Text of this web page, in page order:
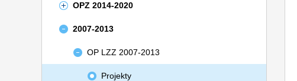
OPZ 2014-2020
2007-2013
OP LZZ 2007-2013
Projekty